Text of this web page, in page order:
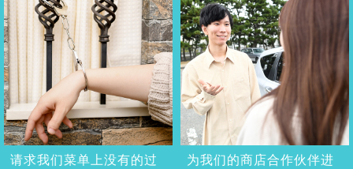
请求我们菜单上没有的过
为我们的商店合作伙伴进